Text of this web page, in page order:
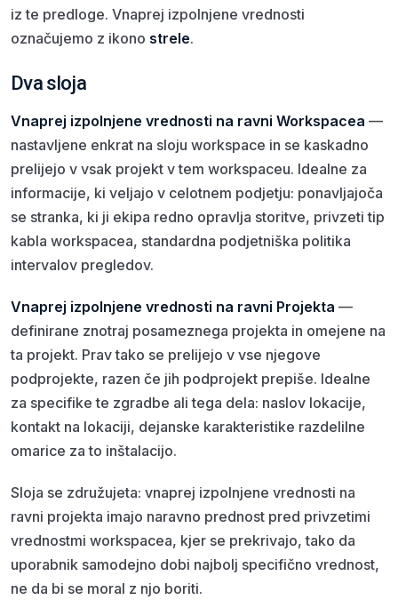
iz te predloge. Vnaprej izpolnjene vrednosti
označujemo z ikono strele.
Dva sloja
Vnaprej izpolnjene vrednosti na ravni Workspacea —
nastavljene enkrat na sloju workspace in se kaskadno
prelijejo v vsak projekt v tem workspaceu. Idealne za
informacije, ki veljajo v celotnem podjetju: ponavljajoča
se stranka, ki ji ekipa redno opravlja storitve, privzeti tip
kabla workspacea, standardna podjetniška politika
intervalov pregledov.
Vnaprej izpolnjene vrednosti na ravni Projekta —
definirane znotraj posameznega projekta in omejene na
ta projekt. Prav tako se prelijejo v vse njegove
podprojekte, razen če jih podprojekt prepiše. Idealne
za specifikete zgradbe alitega dela: naslov lokacije,
kontakt na lokaciji, dejanske karakteristike razdelilne
omarice za to inštalacijo.
Sloja se združujeta: vnaprej izpolnjene vrednosti na
ravni projekta imajo naravno prednost pred privzetimi
vrednostmi workspacea, kjer se prekrivajo, tako da
uporabnik samodejno dobi najbolj specifično vrednost,
ne da bi se moral z njo boriti.